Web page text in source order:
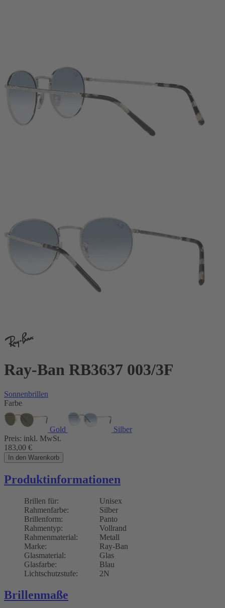
Ray-Ban RB3637 003/3F
Sonnenbrillen
Farbe
Gold
Silber
Preis: inkl. MwSt.
183,00 €
In den Warenkorb
Produktinformationen
Brillen für:
Unisex
Rahmenfarbe:
Silber
Brillenform:
Panto
Rahmentyp:
Vollrand
Rahmenmaterial:
Metall
Marke:
Ray-Ban
Glasmaterial:
Glas
Glasfarbe:
Blau
Lichtschutzstufe:
2N
Brillenmaße